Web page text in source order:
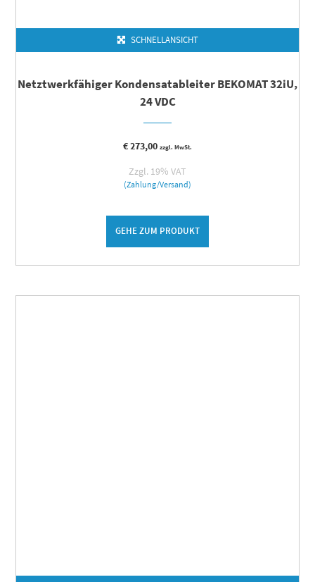
SCHNELLANSICHT
Netztwerkfähiger Kondensatableiter BEKOMAT 32iU,
24 VDC
€273,00 zzgl. MwSt.
Zzgl. 19% VAT
(Zahlung/Versand)
GEHE ZUM PRODUKT